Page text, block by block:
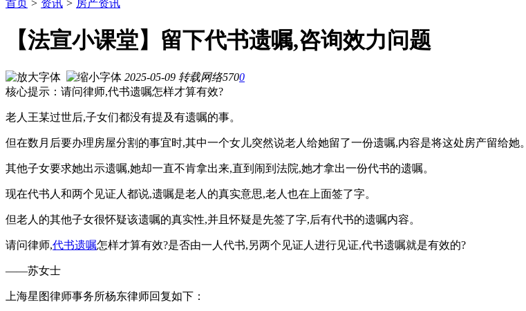
首页 > 资讯 > 房产资讯
【法宣小课堂】留下代书遗嘱,咨询效力问题
2025-05-09 转载网络5700
核心提示：请问律师,代书遗嘱怎样才算有效?
老人王某过世后,子女们都没有提及有遗嘱的事。
但在数月后要办理房屋分割的事宜时,其中一个女儿突然说老人给她留了一份遗嘱,内容是将这处房产留给她。
其他子女要求她出示遗嘱,她却一直不肯拿出来,直到闹到法院,她才拿出一份代书的遗嘱。
现在代书人和两个见证人都说,遗嘱是老人的真实意思,老人也在上面签了字。
但老人的其他子女很怀疑该遗嘱的真实性,并且怀疑是先签了字,后有代书的遗嘱内容。
请问律师,代书遗嘱怎样才算有效?是否由一人代书,另两个见证人进行见证,代书遗嘱就是有效的?
——苏女士
上海星图律师事务所杨东律师回复如下：